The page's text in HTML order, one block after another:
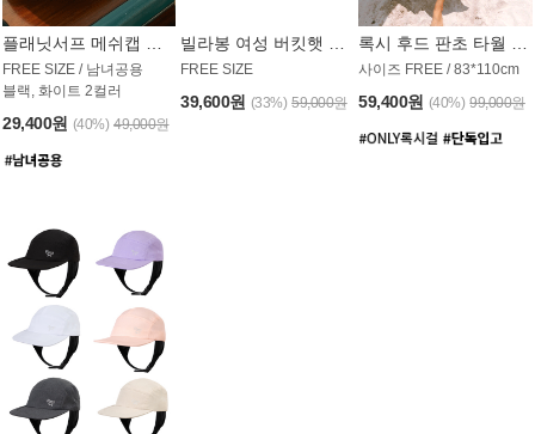
FREE SIZE / 남녀공용
블랙, 화이트 2컬러
29,400원 (40%) 49,000원
FREE SIZE
39,600원 (33%) 59,000원
사이즈 FREE / 83*110cm
59,400원 (40%) 99,000원